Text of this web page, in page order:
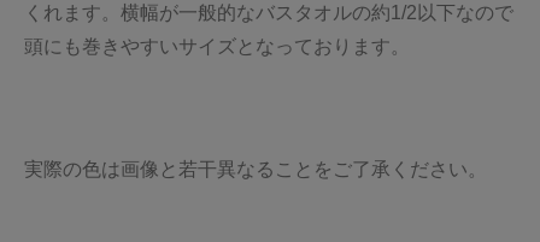
くれます。横幅が一般的なバスタオルの約1/2以下なので
頭にも巻きやすいサイズとなっております。
実際の色は画像と若干異なることをご了承ください。